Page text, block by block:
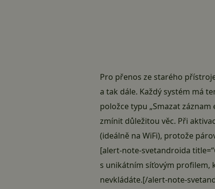
Pro přenos ze starého
a tak dále. Každý systém má
položce typu „Smazat
zmínit důležitou věc. Při
(ideálně na WiFi), protože
[alert-note-svetandroida
s unikátním síťovým profilem,
nevkládáte.[/alert-note-